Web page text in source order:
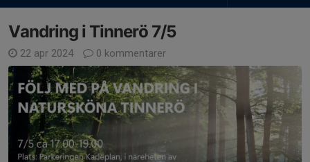
Vandring i Tinnerö 7/5
22 apr 2024 0 kommentarer